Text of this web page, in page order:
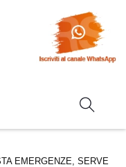
EMERGENZE, SERVE